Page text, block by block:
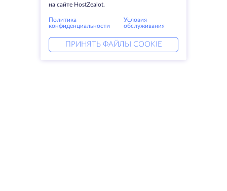
на сайте HostZealot.
Политика
конфиденциальности
Условия
обслуживания
ПРИНЯТЬ ФАЙЛЫ COOKIE